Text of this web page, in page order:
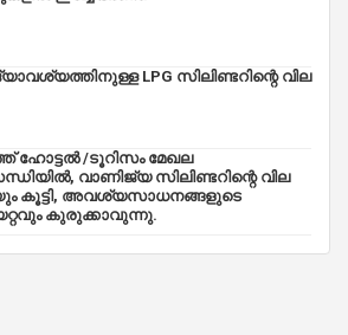
LPG സിലിണ്ടറിന്റെ വില
ഹോട്ടൽ /ടൂറിസം മേഖല
വാണിജ്യ സിലിണ്ടറിന്റെ വില
കൂട്ടി, അവശ്യസാധനങ്ങളുടെ
കുരുക്കാവുന്നു.